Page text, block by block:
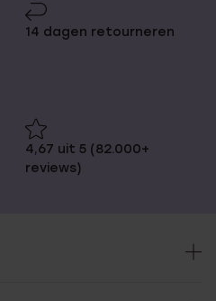
14 dagen retourneren
4,67 uit 5 (82.000+
reviews)